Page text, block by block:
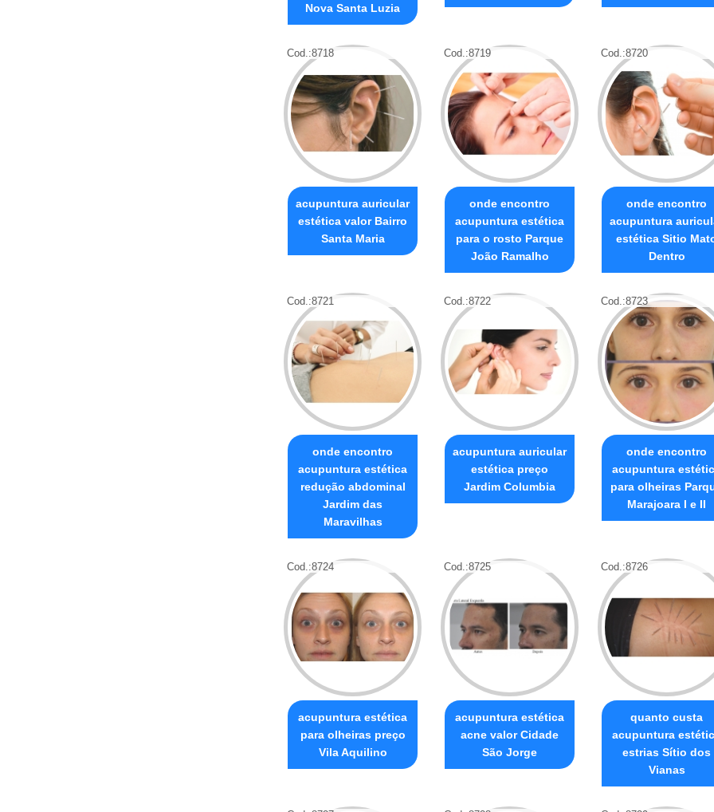
Nova Santa Luzia
Cod.:8718
acupuntura auricular
estética valor Bairro
Santa Maria
Cod.:8719
onde encontro
acupuntura estética
para o rosto Parque
João Ramalho
Cod.:8720
onde encontro
acupuntura
estética Sitio
Dentro
Cod.:8721
onde encontro
acupuntura estética
redução abdominal
Jardim das
Maravilhas
Cod.:8722
acupuntura auricular
estética preço
Jardim Columbia
Cod.:8723
onde encontro
acupuntura
para olheiras
Marajoara I e II
Cod.:8724
acupuntura estética
para olheiras preço
Vila Aquilino
Cod.:8725
acupuntura estética
acne valor Cidade
São Jorge
Cod.:8726
quanto custa
acupuntura
estrias Sítio dos
Vianas